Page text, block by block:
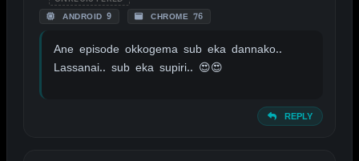
ANDROID 9 CHROME 76
Ane episode okkogema sub eka dannako..
Lassanai.. sub eka supiri.. 😍😍
REPLY